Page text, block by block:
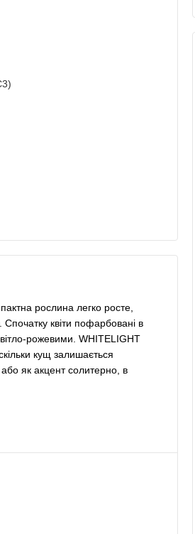
рослина легко росте,
квіти пофарбовані в
рожевими. WHITELIGHT
кущ залишається
як акцент солитерно, в